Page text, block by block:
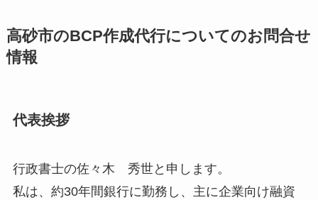
高砂市の BCP作成代行についてのお問合せ
情報
代表挨拶
行政書士の佐々木 秀世と申します。
私は、約30年間銀行に勤務し、主に企業向け融資